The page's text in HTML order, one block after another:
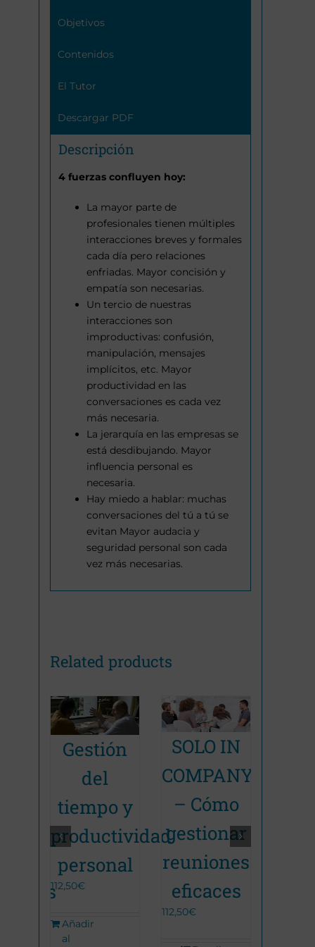
Objetivos
Contenidos
El Tutor
Descargar PDF
Descripción
4 fuerzas confluyen hoy:
La mayor parte de
profesionales tienen múltiples
interacciones breves y formales
cada día pero relaciones
enfriadas. Mayor concisión y
empatía son necesarias.
Un tercio de nuestras
interacciones son
improductivas: confusión,
manipulación, mensajes
implícitos, etc. Mayor
productividad en las
conversaciones es cada vez
más necesaria.
La jerarquía en las empresas se
está desdibujando. Mayor
influencia personal es
necesaria.
Hay miedo a hablar: muchas
conversaciones del tú a tú se
evitan Mayor audacia y
seguridad personal son cada
vez más necesarias.
Related products
Gestión
del
tiempo y
productividad
personal
112,50€
Añadir
al
Promoción Terminada
SOLO IN
COMPANY
– Cómo
gestionar
reuniones
eficaces
112,50€